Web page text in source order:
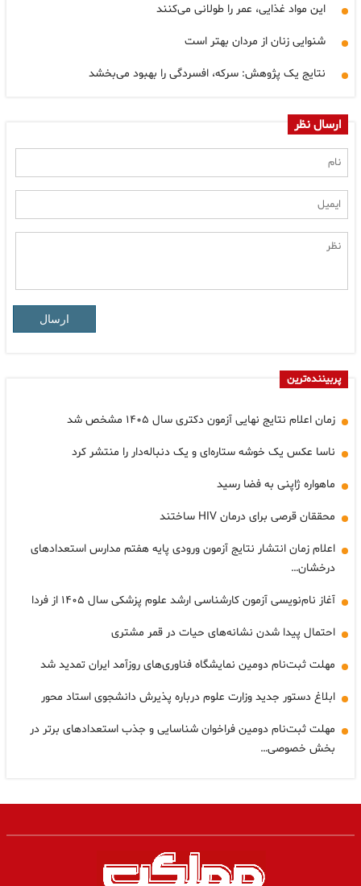
این مواد غذایی، عمر را طولانی می‌کنند
شنوایی زنان از مردان بهتر است
نتایج یک پژوهش: سرکه، افسردگی را بهبود می‌بخشد
ارسال نظر
ارسال
پربیننده‌ترین
زمان اعلام نتایج نهایی آزمون دکتری سال ۱۴۰۵ مشخص شد
ناسا عکس یک خوشه ستاره‌ای و یک دنباله‌دار را منتشر کرد
ماهواره ژاپنی به فضا رسید
محققان قرصی برای درمان HIV ساختند
اعلام زمان انتشار نتایج آزمون ورودی پایه هفتم مدارس استعدادهای
درخشان…
آغاز نام‌نویسی آزمون کارشناسی ارشد علوم پزشکی سال ۱۴۰۵ از فردا
احتمال پیدا شدن نشانه‌های حیات در قمر مشتری
مهلت ثبت‌نام دومین نمایشگاه فناوری‌های روزآمد ایران تمدید شد
ابلاغ دستور جدید وزارت علوم درباره پذیرش دانشجوی استاد محور
مهلت ثبت‌نام دومین فراخوان شناسایی و جذب استعدادهای برتر در
بخش خصوصی…